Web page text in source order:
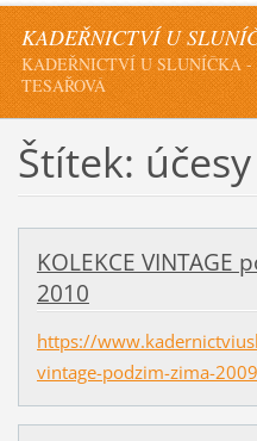
KADEŘNICTVÍ U
KADEŘNICTVÍ U SLUNÍČKA
TESAŘOVÁ
Štítek: účesy
KOLEKCE
2010
https://
vintage-podzim-zima-